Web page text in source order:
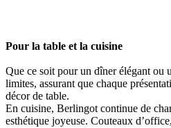
Pour la table et la cuisine
Que ce soit pour un dîner élégant ou
limites, assurant que chaque
décor de table.
En cuisine, Berlingot continue de
esthétique joyeuse. Couteaux